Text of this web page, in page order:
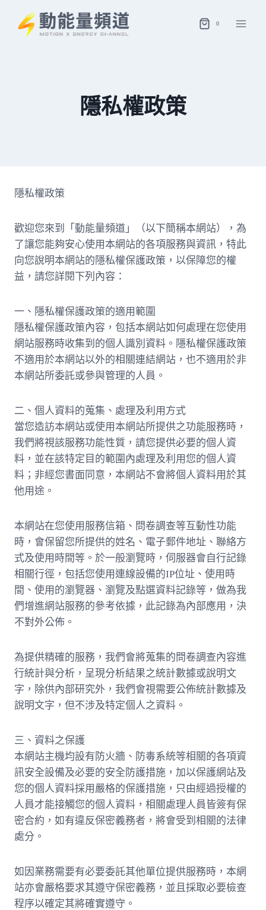
content
0
隱私權政策
隱私權政策
歡迎您來到「動能量頻道」（以下簡稱本網站），為
了讓您能夠安心使用本網站的各項服務與資訊，特此
向您說明本網站的隱私權保護政策，以保障您的權
益，請您詳閱下列內容：
一、隱私權保護政策的適用範圍
隱私權保護政策內容，包括本網站如何處理在您使用
網站服務時收集到的個人識別資料。隱私權保護政策
不適用於本網站以外的相關連結網站，也不適用於非
本網站所委託或參與管理的人員。
二、個人資料的蒐集、處理及利用方式
當您造訪本網站或使用本網站所提供之功能服務時，
我們將視該服務功能性質，請您提供必要的個人資
料，並在該特定目的範圍內處理及利用您的個人資
料；非經您書面同意，本網站不會將個人資料用於其
他用途。
本網站在您使用服務信箱、問卷調查等互動性功能
時，會保留您所提供的姓名、電子郵件地址、聯絡方
式及使用時間等。於一般瀏覽時，伺服器會自行記錄
相關行徑，包括您使用連線設備的IP位址、使用時
間、使用的瀏覽器、瀏覽及點選資料記錄等，做為我
們增進網站服務的參考依據，此記錄為內部應用，決
不對外公佈。
為提供精確的服務，我們會將蒐集的問卷調查內容進
行統計與分析，呈現分析結果之統計數據或說明文
字，除供內部研究外，我們會視需要公佈統計數據及
說明文字，但不涉及特定個人之資料。
三、資料之保護
本網站主機均設有防火牆、防毒系統等相關的各項資
訊安全設備及必要的安全防護措施，加以保護網站及
您的個人資料採用嚴格的保護措施，只由經過授權的
人員才能接觸您的個人資料，相關處理人員皆簽有保
密合約，如有違反保密義務者，將會受到相關的法律
處分。
如因業務需要有必要委託其他單位提供服務時，本網
站亦會嚴格要求其遵守保密義務，並且採取必要檢查
程序以確定其將確實遵守。